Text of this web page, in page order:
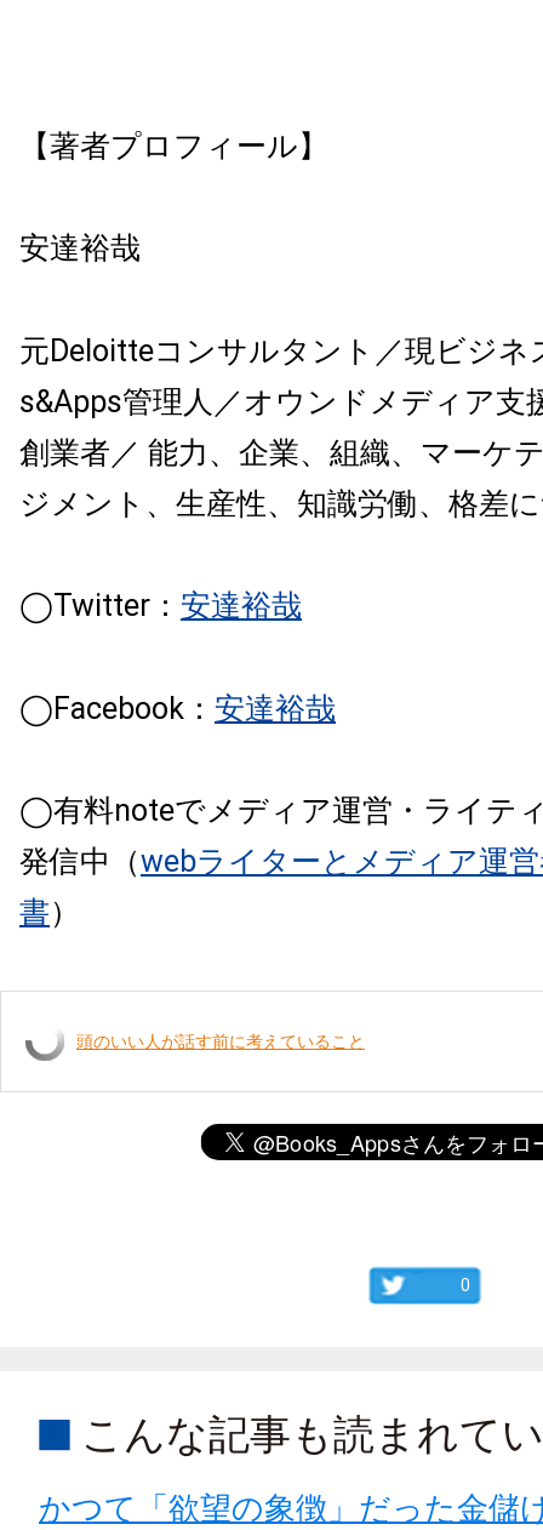
【著者プロフィール】
安達裕哉
元Deloitteコンサルタント／現ビジネ
s&Apps管理人／オウンドメディア支
創業者／ 能力、企業、組織、マーケ
ジメント、生産性、知識労働、格差
◯Twitter： 安達裕哉
◯Facebook： 安達裕哉
◯有料noteでメディア運営・ライテ
発信中（webライターとメディア運
書）
頭のいい人が話す前に考えていること
0
こんな記事も読まれて
かつて「欲望の象徴」だった金儲